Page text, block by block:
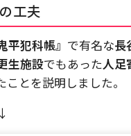
工夫
平犯科帳』 で有名な長
生施設でもあった人足
とを説明しました。